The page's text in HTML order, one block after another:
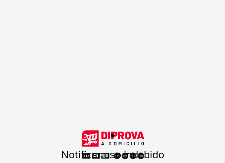
.
Notificar uso indebido